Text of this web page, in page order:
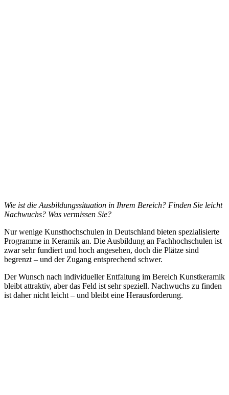
Wie ist die Ausbildungssituation in Ihrem Bereich? Finden Sie leicht
Nachwuchs? Was vermissen Sie?
Nur wenige Kunsthochschulen in Deutschland bieten spezialisierte
Programme in Keramik an. Die Ausbildung an Fachhochschulen ist
zwar sehr fundiert und hoch angesehen, doch die Plätze sind
begrenzt – und der Zugang entsprechend schwer.
Der Wunsch nach individueller Entfaltung im Bereich Kunstkeramik
bleibt attraktiv, aber das Feld ist sehr speziell. Nachwuchs zu finden
ist daher nicht leicht – und bleibt eine Herausforderung.